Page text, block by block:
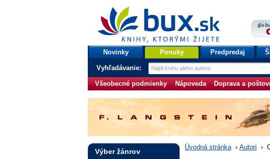
bux.sk
knihy, ktorými žijete
Úvodná stránka
Novinky Ponuky Predpredaj
Vyhľadávanie:
Všeobecné podmienky Nápoveda Doprava a
Úvodná stránka › Autori ›
Výber žánrov